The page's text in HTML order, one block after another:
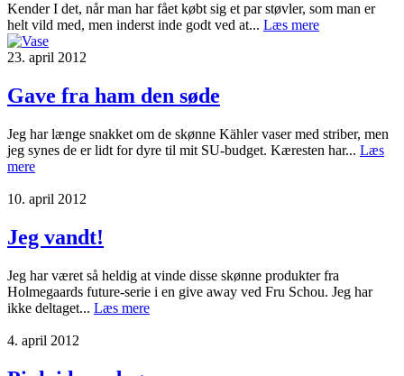
Kender I det, når man har fået købt sig et par støvler, som man er
helt vild med, men inderst inde godt ved at... Læs mere
23. april 2012
Gave fra ham den søde
Jeg har længe snakket om de skønne Kähler vaser med striber, men
jeg synes de er lidt for dyre til mit SU-budget. Kæresten har... Læs
mere
10. april 2012
Jeg vandt!
Jeg har været så heldig at vinde disse skønne produkter fra
Holmegaards future-serie i en give away ved Fru Schou. Jeg har
ikke deltaget... Læs mere
4. april 2012